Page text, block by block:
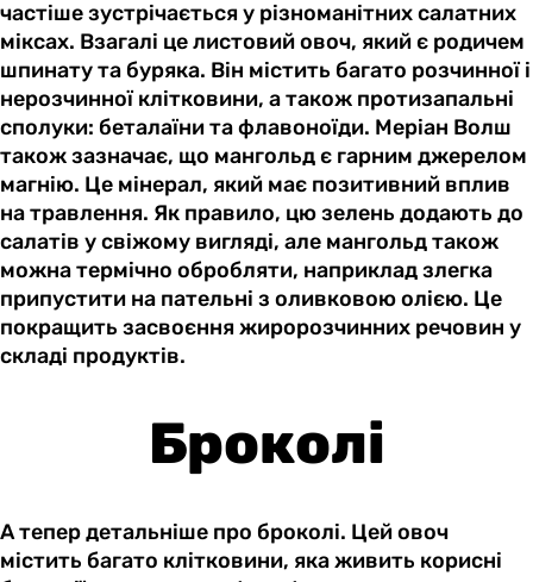
частіше зустрічається у різноманітних салатних
міксах. Взагалі це листовий овоч, який є родичем
шпинату та буряка. Він містить багато розчинної і
нерозчинної клітковини, а також протизапальні
сполуки: беталаїни та флавоноїди. Меріан Волш
також зазначає, що мангольд є гарним джерелом
магнію. Це мінерал, який має позитивний вплив
на травлення. Як правило, цю зелень додають до
салатів у свіжому вигляді, але мангольд також
можна термічно обробляти, наприклад злегка
припустити на пательні з оливковою олією. Це
покращить засвоєння жиророзчинних речовин у
складі продуктів.
Броколі
А тепер детальніше про броколі. Цей овоч
містить багато клітковини, яка живить корисні